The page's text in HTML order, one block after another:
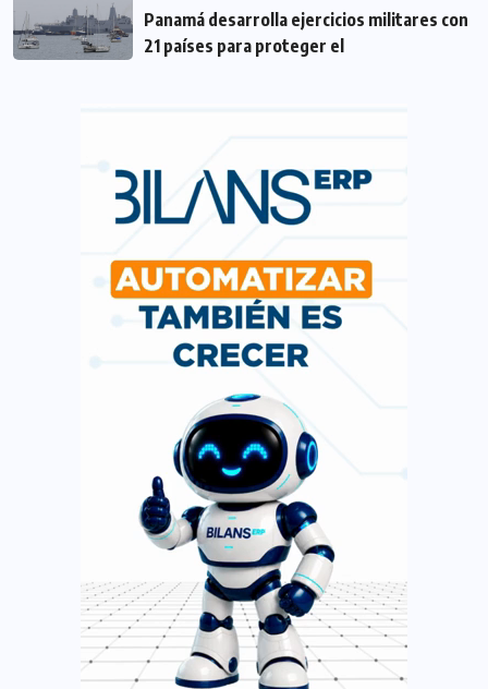
Panamá desarrolla ejercicios militares con
21 países para proteger el